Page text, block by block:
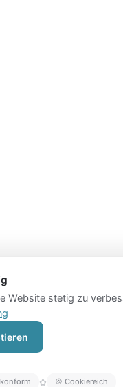
Website stetig zu
✿ 🍪 Cookiereich